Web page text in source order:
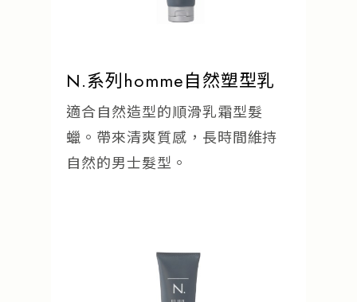
N.系列homme自然塑型乳
適合自然造型的順滑乳霜型髮
蠟。帶來清爽質感，長時間維持
自然的男士髮型。